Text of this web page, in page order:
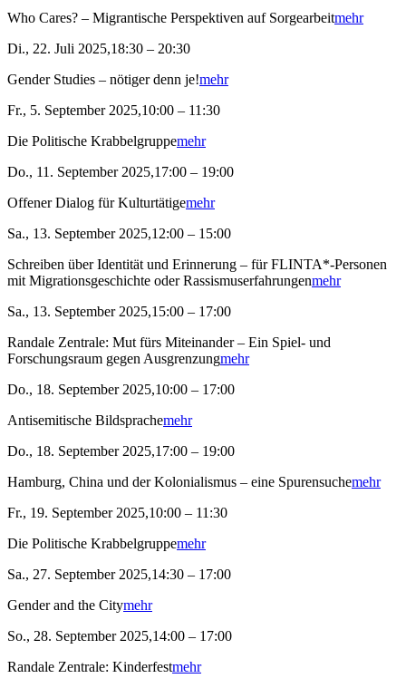
Who Cares? – Migrantische Perspektiven auf Sorgearbeitmehr
Di., 22. Juli 2025,18:30 – 20:30
Gender Studies – nötiger denn je!mehr
Fr., 5. September 2025,10:00 – 11:30
Die Politische Krabbelgruppemehr
Do., 11. September 2025,17:00 – 19:00
Offener Dialog für Kulturtätigemehr
Sa., 13. September 2025,12:00 – 15:00
Schreiben über Identität und Erinnerung – für FLINTA*-Personen
mit Migrationsgeschichte oder Rassismuserfahrungenmehr
Sa., 13. September 2025,15:00 – 17:00
Randale Zentrale: Mut fürs Miteinander – Ein Spiel- und
Forschungsraum gegen Ausgrenzungmehr
Do., 18. September 2025,10:00 – 17:00
Antisemitische Bildsprachemehr
Do., 18. September 2025,17:00 – 19:00
Hamburg, China und der Kolonialismus – eine Spurensuchemehr
Fr., 19. September 2025,10:00 – 11:30
Die Politische Krabbelgruppemehr
Sa., 27. September 2025,14:30 – 17:00
Gender and the Citymehr
So., 28. September 2025,14:00 – 17:00
Randale Zentrale: Kinderfestmehr